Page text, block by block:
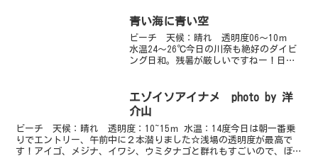
青い海に青い空
ビーチ 天候：晴れ 透明度06～10ｍ
水温24～26℃今日の川奈も絶好のダイビ
ング日和。残暑が厳しいですねー！日差
むとようやく気持ちよくなります。最近
砂地を良く潜って...
エゾイソアイナメ photo by 洋
介山
ビーチ 天候：晴れ 透明度：10~15ｍ 水温：14度今日は朝一番乗
りでエントリー、午前中に２本潜りました☆浅場の透明度が最高で
す！アイゴ、メジナ、イワシ、ウミタナゴと群れもすごいので、ぼ～